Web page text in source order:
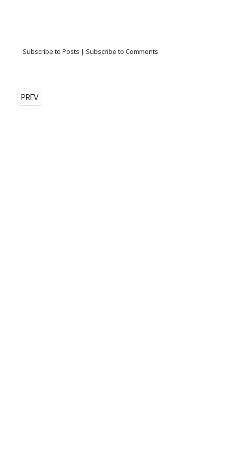
Subscribe to Posts | Subscribe to Comments
PREV